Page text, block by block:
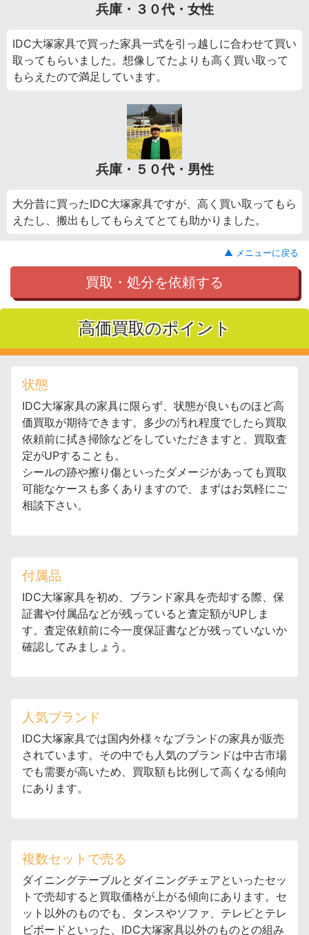
兵庫・３０代・女性
IDC大塚家具で買った家具一式を引っ越しに合わせて買い
取ってもらいました。想像してたよりも高く買い取って
もらえたので満足しています。
兵庫・５０代・男性
大分昔に買ったIDC大塚家具ですが、高く買い取ってもら
えたし、搬出もしてもらえてとても助かりました。
▲ メニューに戻る
買取・処分を依頼する
高価買取のポイント
状態
IDC大塚家具の家具に限らず、状態が良いものほど高
価買取が期待できます。多少の汚れ程度でしたら買取
依頼前に拭き掃除などをしていただきますと、買取査
定がUPすることも。
シールの跡や擦り傷といったダメージがあっても買取
可能なケースも多くありますので、まずはお気軽にご
相談下さい。
付属品
IDC大塚家具を初め、ブランド家具を売却する際、保
証書や付属品などが残っていると査定額がUPしま
す。査定依頼前に今一度保証書などが残っていないか
確認してみましょう。
人気ブランド
IDC大塚家具では国内外様々なブランドの家具が販売
されています。その中でも人気のブランドは中古市場
でも需要が高いため、買取額も比例して高くなる傾向
にあります。
複数セットで売る
ダイニングテーブルとダイニングチェアといったセッ
トで売却すると買取価格が上がる傾向にあります。セ
ット以外のものでも、タンスやソファ、テレビとテレ
ビボードといった、IDC大塚家具以外のものとの組み